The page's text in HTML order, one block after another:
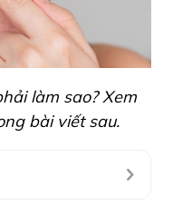
làm sao? Xem
bài viết sau.